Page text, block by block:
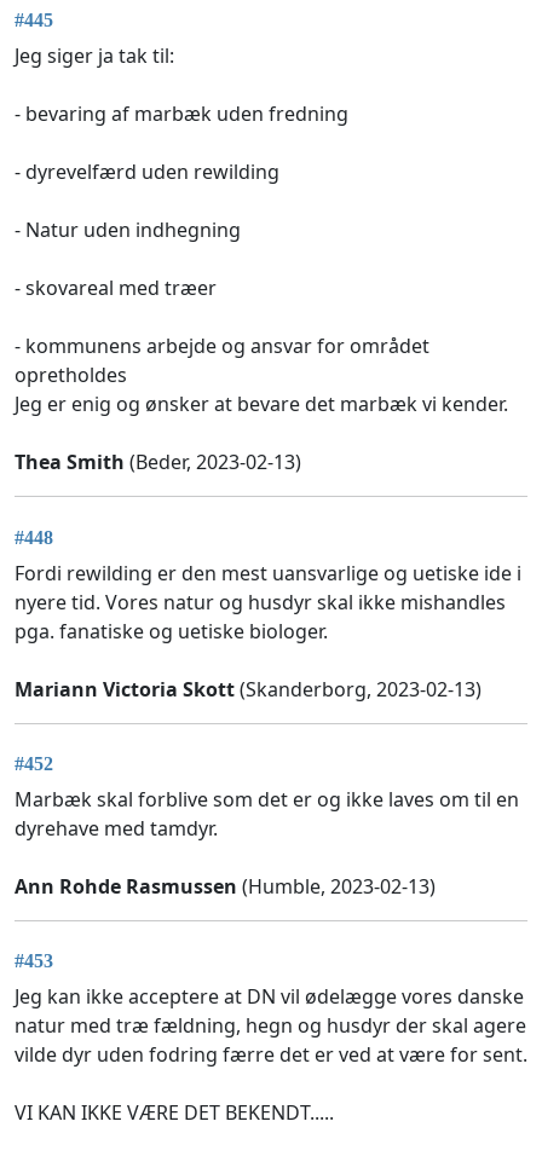
#445
Jeg siger ja tak til:
- bevaring af marbæk uden fredning
- dyrevelfærd uden rewilding
- Natur uden indhegning
- skovareal med træer
- kommunens arbejde og ansvar for området
opretholdes
Jeg er enig og ønsker at bevare det marbæk vi kender.
Thea Smith (Beder, 2023-02-13)
#448
Fordi rewilding er den mest uansvarlige og uetiske ide i
nyere tid. Vores natur og husdyr skal ikke mishandles
pga. fanatiske og uetiske biologer.
Mariann Victoria Skott(Skanderborg, 2023-02-13)
#452
Marbæk skal forblive som det er og ikke laves om til en
dyrehave med tamdyr.
Ann Rohde Rasmussen (Humble, 2023-02-13)
#453
Jeg kan ikke acceptere at DN vil ødelægge vores danske
natur med træ fældning, hegn og husdyr der skal agere
vilde dyr uden fodring færre det er ved at være for sent.
VI KAN IKKE VÆRE DET BEKENDT.....